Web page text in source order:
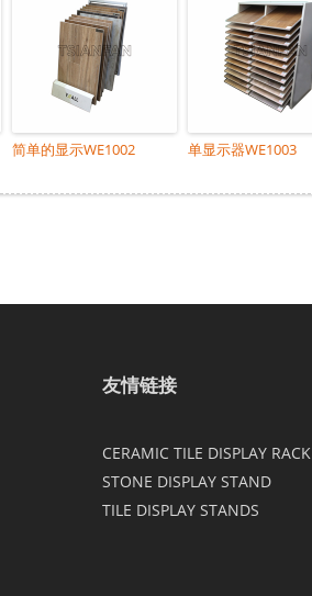
简单的显示WE1002 单显示器WE1003
友情链接
CERAMIC TILE DISPLAY RACK
STONE DISPLAY STAND
TILE DISPLAY STANDS